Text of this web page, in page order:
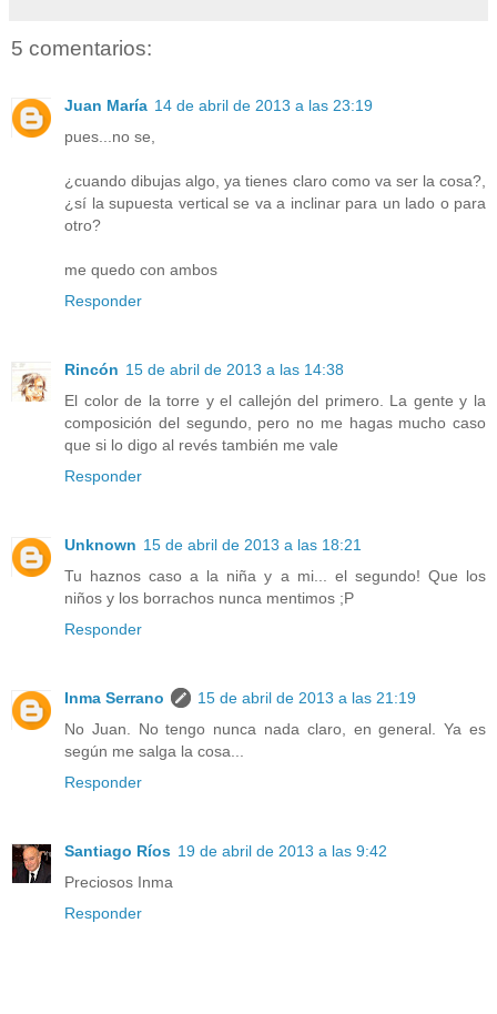
5 comentarios:
Juan María 14 de abril de 2013 a las 23:19
pues...no se,
¿cuando dibujas algo, ya tienes claro como va ser la cosa?,
¿sí la supuesta vertical se va a inclinar para un lado o para
otro?
me quedo con ambos
Responder
Rincón 15 de abril de 2013 a las 14:38
El color de la torre y el callejón del primero. La gente y la
composición del segundo, pero no me hagas mucho caso
que si lo digo al revés también me vale
Responder
Unknown 15 de abril de 2013 a las 18:21
Tu haznos caso a la niña y a mi... el segundo! Que los
niños y los borrachos nunca mentimos ;P
Responder
Inma Serrano
15 de abril de 2013 a las 21:19
No Juan. No tengo nunca nada claro, en general. Ya es
según me salga la cosa...
Responder
Santiago Ríos 19 de abril de 2013 a las 9:42
Preciosos Inma
Responder